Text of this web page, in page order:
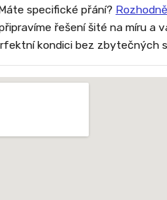
specifické přání?
řešení šité na míru a
kondici bez zbytečných